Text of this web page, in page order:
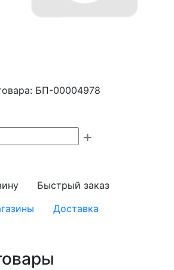
БП-00004978
Быстрый заказ
Доставка